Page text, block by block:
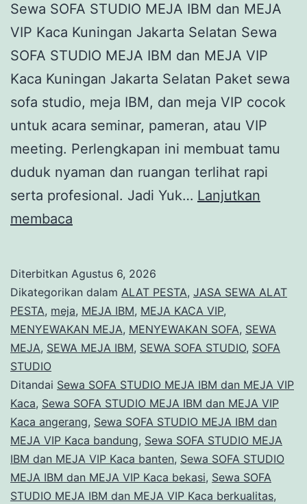
Sewa SOFA STUDIO MEJA IBM dan MEJA
VIP Kaca Kuningan Jakarta Selatan Sewa
SOFA STUDIO MEJA IBM dan MEJA VIP
Kaca Kuningan Jakarta Selatan Paket sewa
sofa studio, meja IBM, dan meja VIP cocok
untuk acara seminar, pameran, atau VIP
meeting. Perlengkapan ini membuat tamu
duduk nyaman dan ruangan terlihat rapi
serta profesional. Jadi Yuk… Lanjutkan
membaca
MEJA
IBM
dan
MEJA
VIP
Kaca
Kuningan
Jakarta
Selatan
Diterbitkan Agustus 6, 2026
Dikategorikan dalam ALAT PESTA, JASA SEWA ALAT
PESTA, meja, MEJA IBM, MEJA KACA VIP,
MENYEWAKAN MEJA, MENYEWAKAN SOFA, SEWA
MEJA, SEWA MEJA IBM, SEWA SOFA STUDIO, SOFA
STUDIO
Ditandai Sewa SOFA STUDIO MEJA IBM dan MEJA VIP
Kaca, Sewa SOFA STUDIO MEJA IBM dan MEJA VIP
Kaca angerang, Sewa SOFA STUDIO MEJA IBM dan
MEJA VIP Kaca bandung, Sewa SOFA STUDIO MEJA
IBM dan MEJA VIP Kaca banten, Sewa SOFA STUDIO
MEJA IBM dan MEJA VIP Kaca bekasi, Sewa SOFA
STUDIO MEJA IBM dan MEJA VIP Kaca berkualitas,